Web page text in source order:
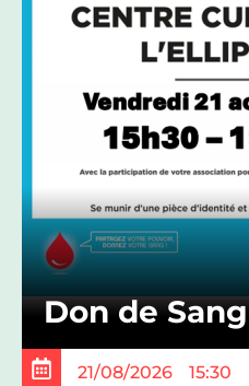
Don de Sang
21/08/2026 15:30